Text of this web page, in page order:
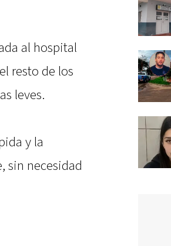
al hospital
resto de los
leves.
y la
sin necesidad